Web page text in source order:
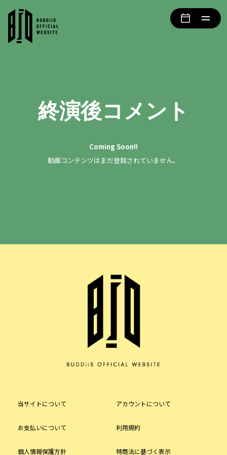
終演後コメント
Coming Soon!!
動画コンテンツはまだ登録されていません。
当サイトについて アカウントについて
お支払いについて 利用規約
個人情報保護方針 特商法に基づく表示